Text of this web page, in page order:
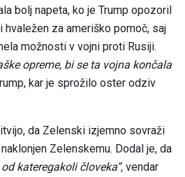
bolj napeta, ko je Trump opozoril
hvaležen za ameriško pomoč, saj
možnosti v vojni proti Rusiji.
opreme, bi se ta vojna končala
kar je sprožilo oster odziv
da Zelenski izjemno sovraži
Zelenskemu. Dodal je, da
od kateregakoli človeka”, vendar